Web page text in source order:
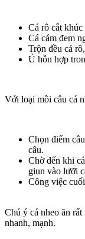
Cá rô cắt
Cá cám đem
Trộn đều cá
Ủ hỗn hợp
Với loại mồi câu cá
Chọn điểm
câu.
Chờ đến khi
giun vào lưỡi
Công việc
Chú ý cá nheo ăn
nhanh, mạnh.